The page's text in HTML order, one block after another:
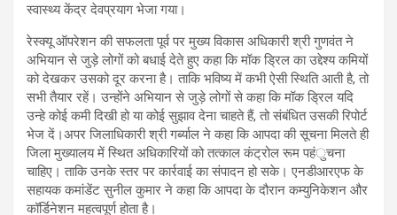
स्वास्थ्य केंद्र देवप्रयाग भेजा गया।
रेस्क्यू ऑपरेशन की सफलता पूर्व पर मुख्य विकास अधिकारी श्री गुणवंत ने
अभियान से जुड़े लोगों को बधाई देते हुए कहा कि मॉक ड्रिल का उद्देश्य कमियों
को देखकर उसको दूर करना है। ताकि भविष्य में कभी ऐसी स्थिति आती है, तो
सभी तैयार रहें। उन्होंने अभियान से जुड़े लोगों से कहा कि मॉक ड्रिल यदि
उन्हे कोई कमी दिखी हो या कोई सुझाव देना चाहते हैं, तो संबंधित उसकी रिपोर्ट
भेज दें।अपर जिलाधिकारी श्री गर्ब्याल ने कहा कि आपदा की सूचना मिलते ही
जिला मुख्यालय में स्थित अधिकारियों को तत्काल कंट्रोल रूम पहंुचना
चाहिए। ताकि उनके स्तर पर कार्रवाई का संपादन हो सके। एनडीआरएफ के
सहायक कमांडेंट सुनील कुमार ने कहा कि आपदा के दौरान कम्युनिकेशन और
कॉर्डिनेशन महत्वपूर्ण होता है।